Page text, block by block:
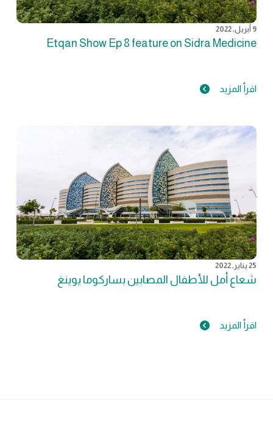
9 أبريل, 2022
Etqan Show Ep 8 feature on Sidra Medicine
اقرأ المزيد
25 يناير, 2022
شعاع أمل للأطفال المصابين بساركوما يوينغ
اقرأ المزيد